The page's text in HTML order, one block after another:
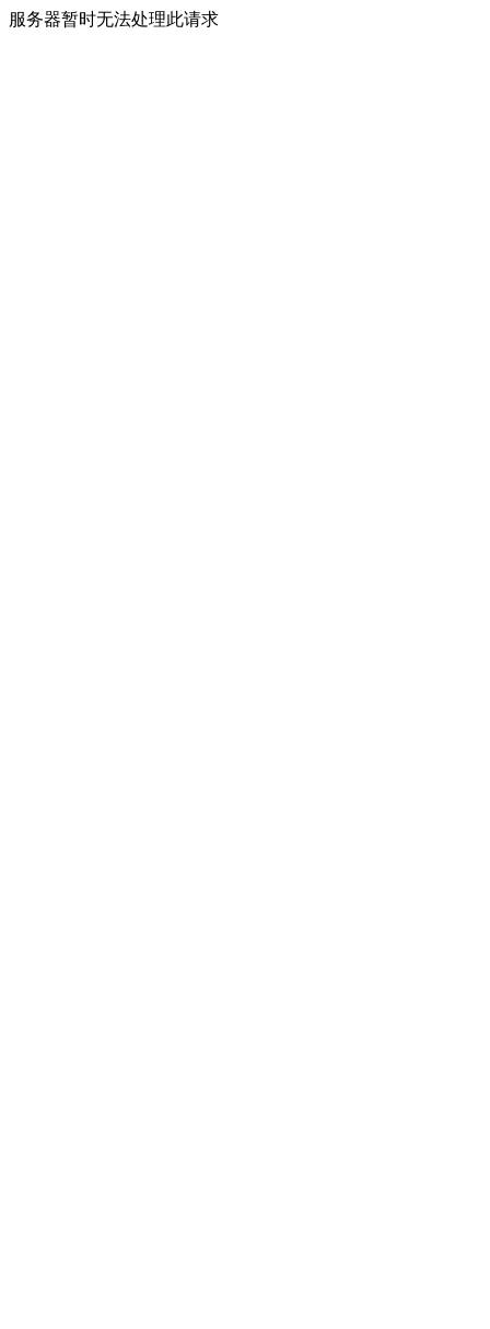
服务器暂时无法处理此请求